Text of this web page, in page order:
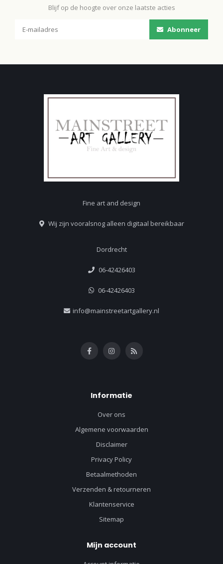
Blijf op de hoogte over onze laatste acties
Abonneer
Fine art and design
Wij zijn vooralsnog alleen digitaal bereikbaar
Dordrecht
06-42426403
06-42426403
info@mainstreetartgallery.nl
Informatie
Over ons
Algemene voorwaarden
Disclaimer
Privacy Policy
Betaalmethoden
Verzenden & retourneren
Klantenservice
Sitemap
Mijn account